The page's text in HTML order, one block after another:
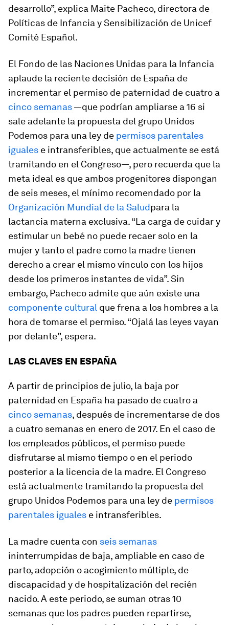
desarrollo”, explica Maite Pacheco, directora de
Políticas de Infancia y Sensibilización de Unicef
Comité Español.
El Fondo de las Naciones Unidas para la Infancia
aplaude la reciente decisión de España de
incrementar el permiso de paternidad de cuatro a
cinco semanas—que podrían ampliarse a 16 si
sale adelante la propuesta del grupo Unidos
Podemos para una ley de permisos parentales
iguales e intransferibles, que actualmente se está
tramitando en el Congreso—, pero recuerda que la
meta ideal es que ambos progenitores dispongan
de seis meses, el mínimo recomendado por la
Organización Mundial de la Saludpara la
lactancia materna exclusiva. “La carga de cuidar y
estimular un bebé no puede recaer solo en la
mujer y tanto el padre como la madre tienen
derecho a crear el mismo vínculo con los hijos
desde los primeros instantes de vida”. Sin
embargo, Pacheco admite que aún existe una
componente cultural que frena a los hombres a la
hora de tomarse el permiso. “Ojalá las leyes vayan
por delante”, espera.
LAS CLAVES EN ESPAÑA
A partir de principios de julio, la baja por
paternidad en España ha pasado de cuatro a
cinco semanas, después de incrementarse de dos
a cuatro semanas en enero de 2017. En el caso de
los empleados públicos, el permiso puede
disfrutarse al mismo tiempo o en el periodo
posterior a la licencia de la madre. El Congreso
está actualmente tramitando la propuesta del
grupo Unidos Podemos para una ley de permisos
parentales iguales e intransferibles.
La madre cuenta con seis semanas
ininterrumpidas de baja, ampliable en caso de
parto, adopción o acogimiento múltiple, de
discapacidad y de hospitalización del recién
nacido. A este periodo, se suman otras 10
semanas que los padres pueden repartirse,